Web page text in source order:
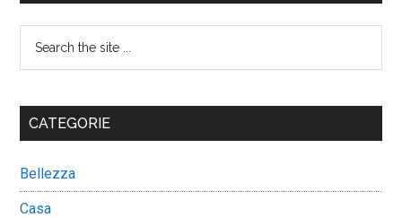
...
CATEGORIE
Bellezza
Casa